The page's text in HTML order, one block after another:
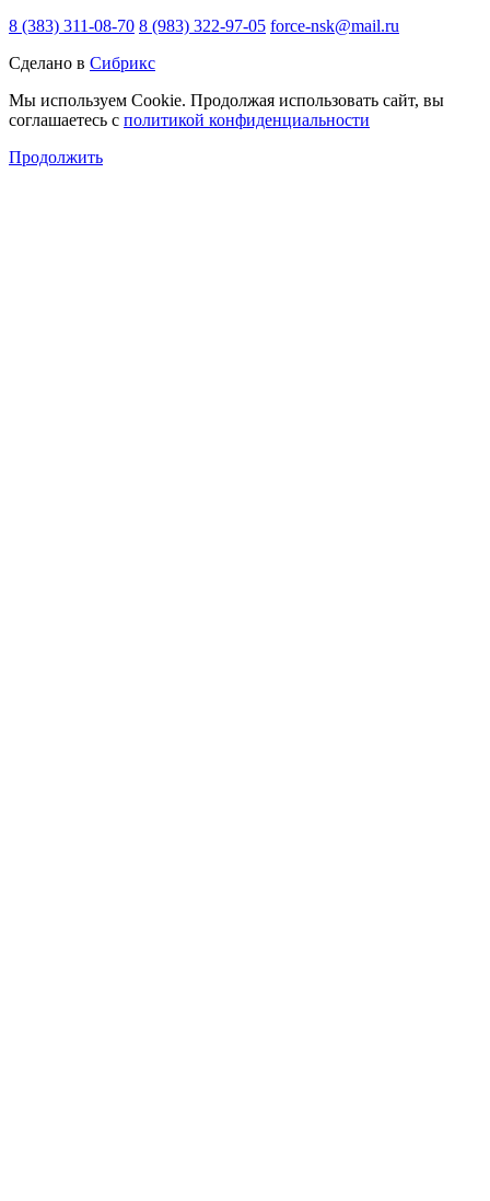
8 (383) 311-08-70 8 (983) 322-97-05 force-nsk@mail.ru
Сделано в Сибрикс
Мы используем Cookie. Продолжая использовать сайт, вы
соглашаетесь с политикой конфиденциальности
Продолжить